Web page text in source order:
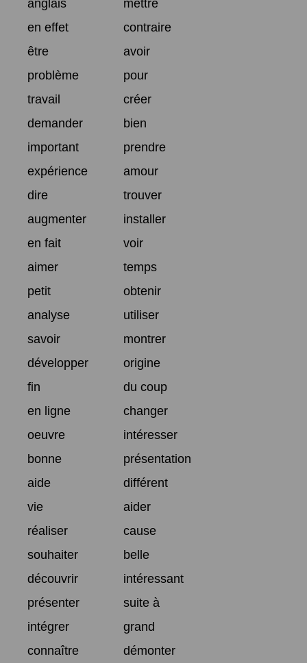
anglais
mettre
en effet
contraire
être
avoir
problème
pour
travail
créer
demander
bien
important
prendre
expérience
amour
dire
trouver
augmenter
installer
en fait
voir
aimer
temps
petit
obtenir
analyse
utiliser
savoir
montrer
développer
origine
fin
du coup
en ligne
changer
oeuvre
intéresser
bonne
présentation
aide
différent
vie
aider
réaliser
cause
souhaiter
belle
découvrir
intéressant
présenter
suite à
intégrer
grand
connaître
démonter